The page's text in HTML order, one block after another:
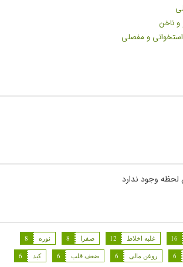
ناخن
و مفصلی
لحظه وجود ندارد
16 غلبه اخلاط 12 صفرا 8 نوره
8
6 روغن مالی 6 ضعف قلب 6 کبد 6